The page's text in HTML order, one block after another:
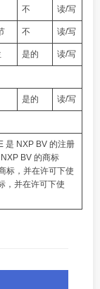
不 读/写
不 读/写
是的 读/写
是的 读/写
是 NXP BV 的注册
BV 的商标
标，并在许可下使
，并在许可下使